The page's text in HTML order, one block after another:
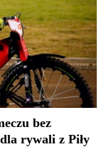
bez
rywali z Piły